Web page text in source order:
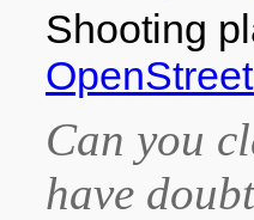
Shooting
Can you
have